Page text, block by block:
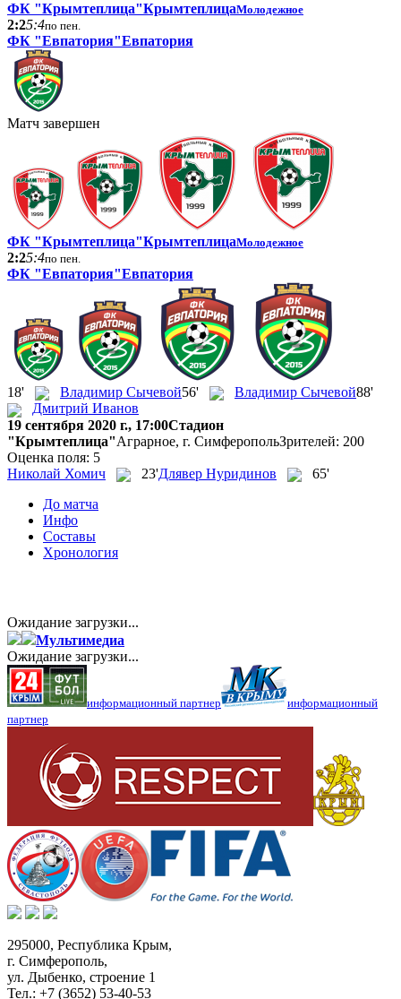
ФК "Крымтеплица"КрымтеплицаМолодежное
2:25:4по пен.
ФК "Евпатория"Евпатория
Матч завершен
ФК "Крымтеплица"КрымтеплицаМолодежное
2:25:4по пен.
ФК "Евпатория"Евпатория
18' Владимир Сычевой56' Владимир Сычевой88'
Дмитрий Иванов
19 сентября 2020 г., 17:00Стадион
"Крымтеплица"Аграрное, г. СимферопольЗрителей: 200
Оценка поля: 5
Николай Хомич
23'Длявер Нуридинов 65'
До матча
Инфо
Составы
Хронология
Ожидание загрузки...
Мультимедиа
Ожидание загрузки...
информационный партнер
информационный
партнер
295000, Республика Крым,
г. Симферополь,
ул. Дыбенко, строение 1
Тел.: +7 (3652) 53-40-53